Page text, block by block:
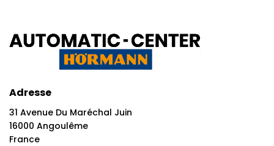
Adresse
31 Avenue Du Maréchal Juin
16000 Angoulême
France